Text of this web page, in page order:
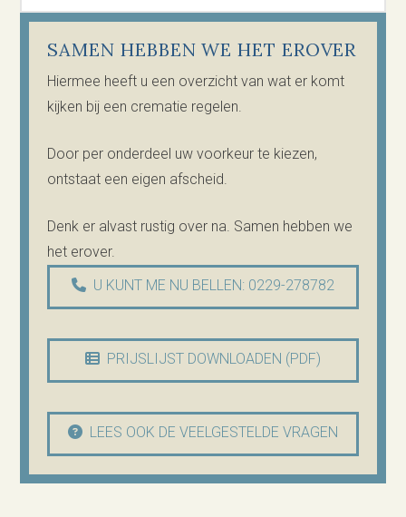
SAMEN HEBBEN WE HET EROVER
Hiermee heeft u een overzicht van wat er komt
kijken bij een crematie regelen.
Door per onderdeel uw voorkeur te kiezen,
ontstaat een eigen afscheid.
Denk er alvast rustig over na. Samen hebben we
het erover.
U KUNT ME NU BELLEN: 0229-278782
PRIJSLIJST DOWNLOADEN (PDF)
LEES OOK DE VEELGESTELDE VRAGEN